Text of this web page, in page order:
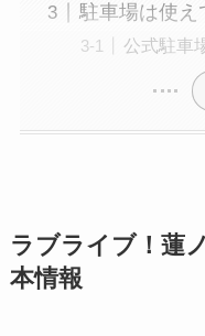
駐車場は使え
公式駐車
ラブライブ！蓮
本情報